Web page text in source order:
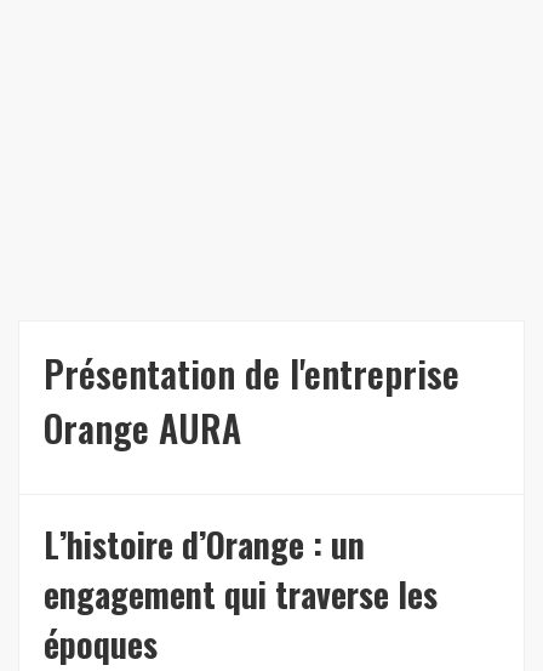
Présentation de l'entreprise
Orange AURA
L’histoire d’Orange : un
engagement qui traverse les
époques